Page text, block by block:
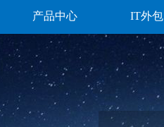
产品中心 IT外包